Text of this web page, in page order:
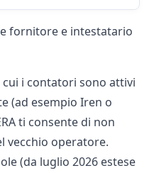
fornitore e intestatario
cui i contatori sono attivi
(ad esempio Iren o
ti consente di non
vecchio operatore.
(da luglio 2026 estese